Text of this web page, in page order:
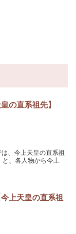
の直系祖先】
、今上天皇の直系祖
と、各人物から今上
上天皇の直系祖